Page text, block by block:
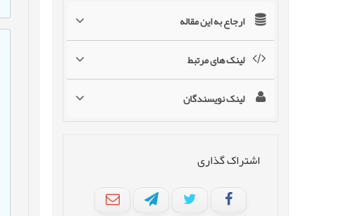
ارجاع به این مقاله
لینک های مرتبط
لینک نویسندگان
اشتراک گذاری